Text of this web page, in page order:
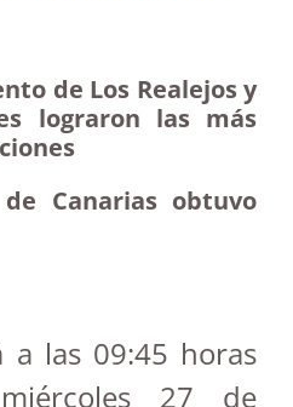
de Los Realejos y
lograron las más
Canarias obtuvo
a las 09:45 horas
27 de